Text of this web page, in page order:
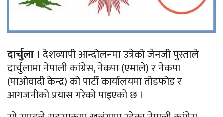
दार्चुला । देशव्यापी आन्दोलनमा उत्रेको जेनजी पुस्ताले
दार्चुलामा नेपाली कांग्रेस, नेकपा (एमाले) र नेकपा
(माओवादी केन्द्र) को पार्टी कार्यालयमा तोडफोड र
आगजनीको प्रयास गरेको पाइएको छ ।